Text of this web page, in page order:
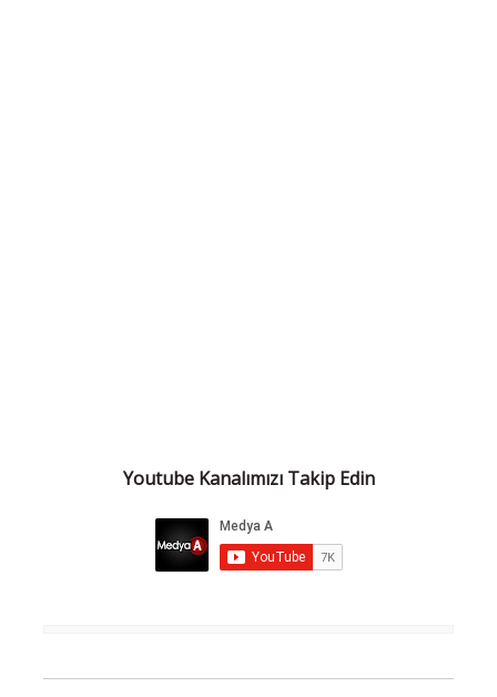
Youtube Kanalımızı Takip Edin